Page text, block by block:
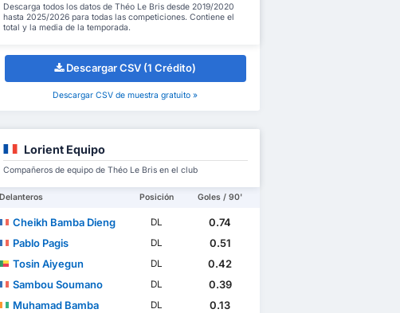
Descarga todos los datos de Théo Le Bris desde 2019/2020
hasta 2025/2026 para todas las competiciones. Contiene el
total y la media de la temporada.
Descargar CSV (1 Crédito)
Descargar CSV de muestra gratuito »
Lorient Equipo
Compañeros de equipo de Théo Le Bris en el club
Delanteros Posición Goles / 90'
Cheikh Bamba Dieng DL
0.74
Pablo Pagis
DL
0.51
Tosin Aiyegun
DL
0.42
Sambou Soumano
DL
0.39
Muhamad Bamba
DL 0.13